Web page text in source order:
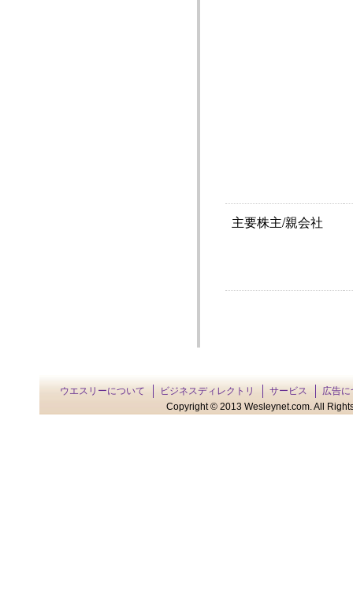
主要株主/親会社
ウエスリーについて ビジネスディレクトリ サービス
広告に
Copyright © 2013 Wesleynet.com. All